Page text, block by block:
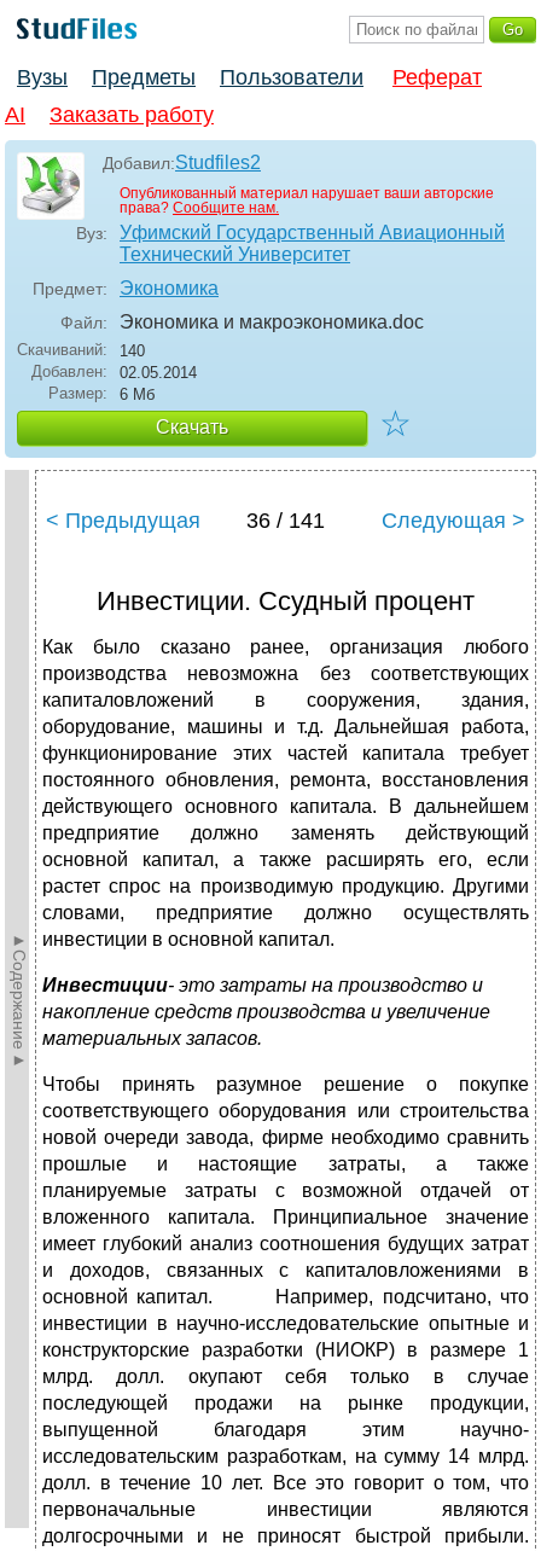
Вузы Предметы Пользователи
Реферат
AI
Заказать работу
Добавил:Studfiles2
Опубликованный материал нарушает ваши авторские
права? Сообщите нам.
Вуз:
Уфимский Государственный Авиационный
Технический Университет
Предмет: Экономика
Файл: Экономика и макроэкономика.doc
Скачиваний:
140
Добавлен:
02.05.2014
Размер:
6 Мб
Скачать ☆
►Содержание►
< Предыдущая 36 / 141 Следующая >
Инвестиции. Ссудный процент
Как было сказано ранее, организация любого
производства невозможна без соответствующих
капиталовложений в сооружения, здания,
оборудование, машины и т.д. Дальнейшая работа,
функционирование этих частей капитала требует
постоянного обновления, ремонта, восстановления
действующего основного капитала. В дальнейшем
предприятие должно заменять действующий
основной капитал, а также расширять его, если
растет спрос на производимую продукцию. Другими
словами, предприятие должно осуществлять
инвестиции в основной капитал.
Инвестиции- это затраты на производство и
накопление средств производства и увеличение
материальных запасов.
Чтобы принять разумное решение о покупке
соответствующего оборудования или строительства
новой очереди завода, фирме необходимо сравнить
прошлые и настоящие затраты, а также
планируемые затраты с возможной отдачей от
вложенного капитала. Принципиальное значение
имеет глубокий анализ соотношения будущих затрат
и доходов, связанных с капиталовложениями в
основной капитал. Например, подсчитано, что
инвестиции в научно-исследовательские опытные и
конструкторские разработки (НИОКР) в размере 1
млрд. долл. окупают себя только в случае
последующей продажи на рынке продукции,
выпущенной благодаря этим научно-
исследовательским разработкам, на сумму 14 млрд.
долл. в течение 10 лет. Все это говорит о том, что
первоначальные инвестиции являются
долгосрочными и не приносят быстрой прибыли.